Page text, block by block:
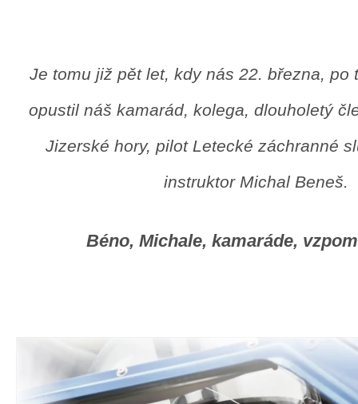
Je tomu již pět let, kdy nás 22. března, po
opustil náš kamarád, kolega, dlouholetý
Jizerské hory, pilot Letecké záchranné
instruktor Michal Beneš.
Béno, Michale, kamaráde,